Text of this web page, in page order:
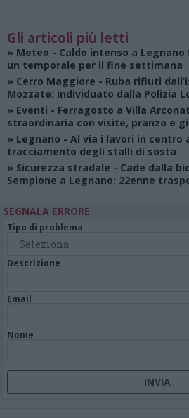
Gli articoli più letti
» Meteo - Caldo intenso a
un temporale per il fine settimana
» Cerro Maggiore - Ruba rifiuti
Mozzate: individuato dalla Polizia
» Eventi - Ferragosto a Villa
straordinaria con visite, pranzo e
» Legnano - Al via i lavori in centro
tracciamento degli stalli di sosta
» Sicurezza stradale - Cade dalla
Sempione a Legnano: 22enne
SEGNALA ERRORE
Tipo di problema
Descrizione
Email
Nome